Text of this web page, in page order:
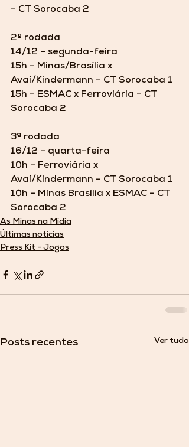
– CT Sorocaba 2
2ª rodada
14/12 – segunda-feira
15h – Minas/Brasília x
Avaí/Kindermann – CT Sorocaba 1
15h – ESMAC x Ferroviária – CT
Sorocaba 2
3ª rodada
16/12 – quarta-feira
10h – Ferroviária x
Avaí/Kindermann – CT Sorocaba 1
10h – Minas Brasília x ESMAC – CT
Sorocaba 2
As Minas na Mídia
Últimas notícias
Press Kit - Jogos
Posts recentes Ver tudo